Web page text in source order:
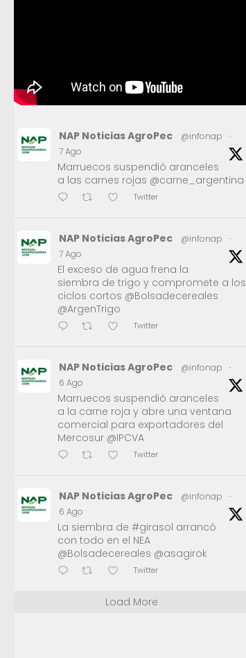
NAP Noticias AgroPec @infonap
·
7 Ago
Marruecos suspendió aranceles
a las carnes rojas @carne_argentina
Twitter
NAP Noticias AgroPec @infonap
·
7 Ago
El exceso de agua frena la
siembra de trigo y compromete a los
ciclos cortos @Bolsadecereales
@ArgenTrigo
Twitter
NAP Noticias AgroPec @infonap
·
6 Ago
Marruecos suspendió aranceles
a la carne roja y abre una ventana
comercial para exportadores del
Mercosur @IPCVA
Twitter
NAP Noticias AgroPec @infonap
·
6 Ago
La siembra de #girasol arrancó
con todo en el NEA
@Bolsadecereales @asagirok
Twitter
Load More